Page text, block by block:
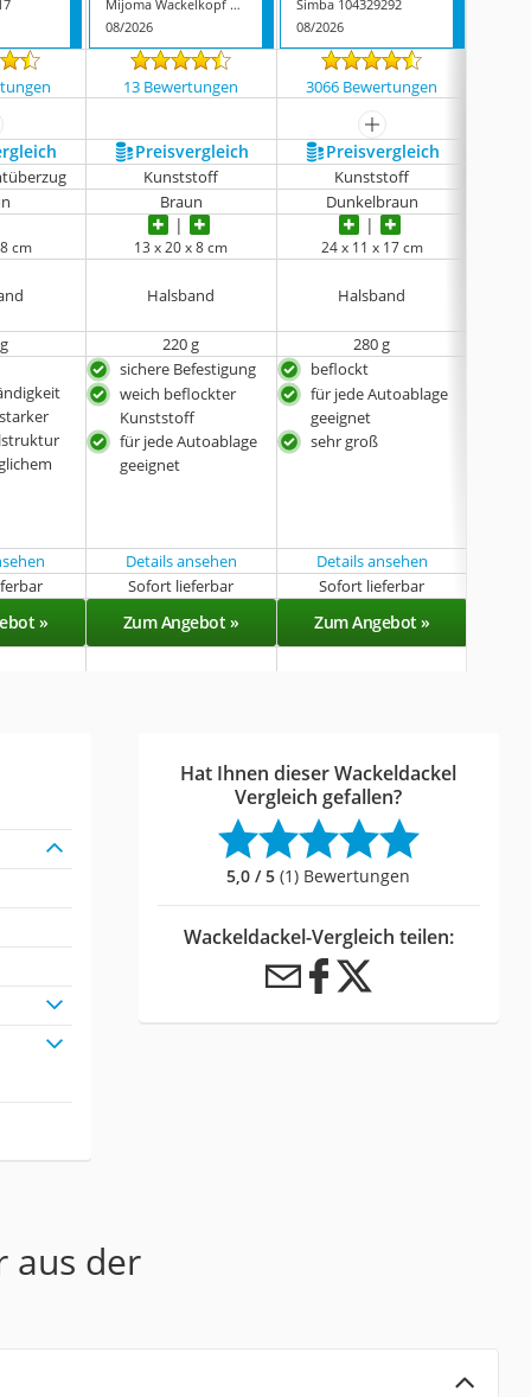
Mijoma Wackelkopf Dackel
08/2026
Simba 104329292
08/2026
13 Bewertungen 3066 Bewertungen
anzeigen
mehr anzeigen
Preis­vergleich Preis­vergleich
Kunststoff
Kunststoff
Braun
Dunkelbraun
cm 13 x 20 x 8 cm 24 x 11 x 17 cm
Halsband Halsband
220 g 280 g
sichere Befestigung
weich beflockter
Kunststoff
für jede Autoablage
geeignet
beflockt
für jede Autoablage
geeignet
sehr groß
Details ansehen
Details ansehen
Sofort lieferbar Sofort lieferbar
» Zum Angebot » Zum Angebot »
Hat Ihnen dieser Wackeldackel
Vergleich gefallen?
5,0 / 5 (1) Bewertungen
Wackeldackel-Vergleich teilen:
aus der